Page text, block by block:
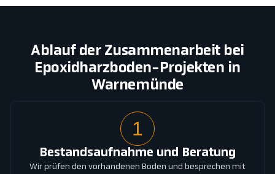
Ablauf der Zusammenarbeit bei
Epoxidharzboden-Projekten in
Warnemünde
1
Bestandsaufnahme und Beratung
Wir prüfen den vorhandenen Boden und besprechen mit